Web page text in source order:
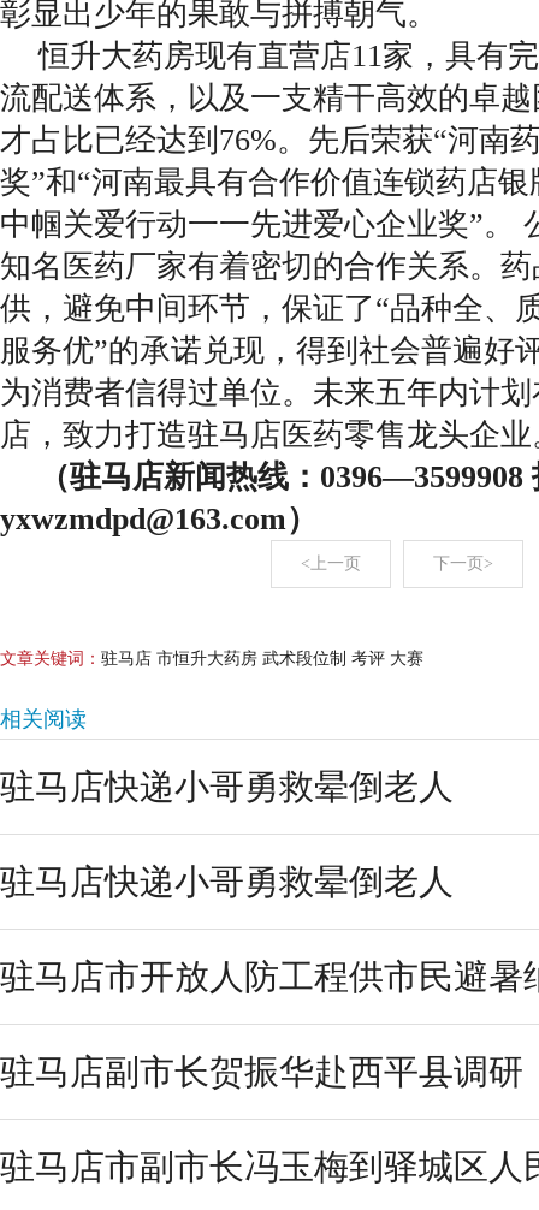
彰显出少年的果敢与拼搏朝气。
恒升大药房现有直营店11家，具有
流配送体系，以及一支精干高效的卓
才占比已经达到76%。先后荣获“河南
奖”和“河南最具有合作价值连锁药店
中帼关爱行动一一先进爱心企业奖”。
知名医药厂家有着密切的合作关系。
供，避免中间环节，保证了“品种全、
服务优”的承诺兑现，得到社会普遍好
为消费者信得过单位。未来五年内计
店，致力打造驻马店医药零售龙头企业
（驻马店新闻热线：0396—3599908
yxwzmdpd@163.com）
<上一页 下一页>
文章关键词： 驻马店 市恒升大药房 武术段位制 考评 大赛
相关阅读
驻马店快递小哥勇救晕倒老人
驻马店快递小哥勇救晕倒老人
驻马店市开放人防工程供市民避暑
驻马店副市长贺振华赴西平县调研
驻马店市副市长冯玉梅到驿城区人